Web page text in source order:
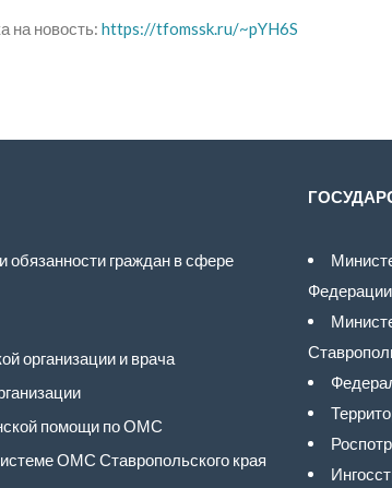
на новость: https://tfomssk.ru/~pYH6S
обязанности граждан в сфере
организации и врача
помощи по ОМС
ОМС Ставропольского края
Федерации